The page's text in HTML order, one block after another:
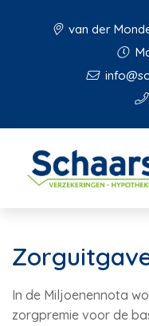
van der
In de Miljoenennota
zorgpremie voor de